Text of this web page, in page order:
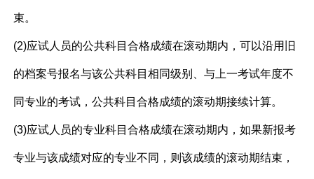
束。
(2)应试人员的公共科目合格成绩在滚动期内，可以沿用旧
的档案号报名与该公共科目相同级别、与上一考试年度不
同专业的考试，公共科目合格成绩的滚动期接续计算。
(3)应试人员的专业科目合格成绩在滚动期内，如果新报考
专业与该成绩对应的专业不同，则该成绩的滚动期结束，